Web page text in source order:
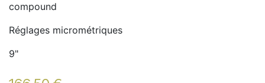
compound
Réglages micrométriques
9"